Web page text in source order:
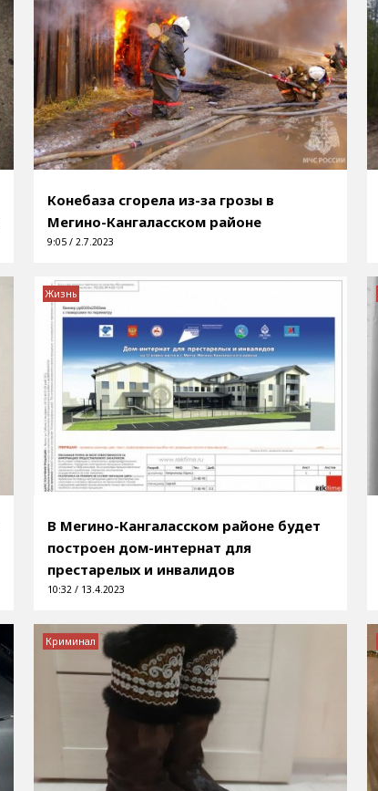
Конебаза сгорела из-за грозы в
Мегино-Кангаласском районе
9:05 / 2.7.2023
В Мегино-Кангаласском районе будет
построен дом-интернат для
престарелых и инвалидов
10:32 / 13.4.2023
Жизнь
Криминал